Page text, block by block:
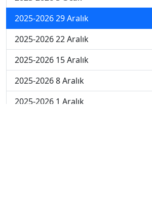
2025-2026 29 Aralık
2025-2026 22 Aralık
2025-2026 15 Aralık
2025-2026 8 Aralık
2025-2026 1 Aralık